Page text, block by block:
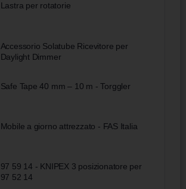
Lastra per rotatorie
Accessorio Solatube Ricevitore per
Daylight Dimmer
Safe Tape 40 mm – 10 m - Torggler
Mobile a giorno attrezzato - FAS Italia
97 59 14 - KNIPEX 3 posizionatore per
97 52 14